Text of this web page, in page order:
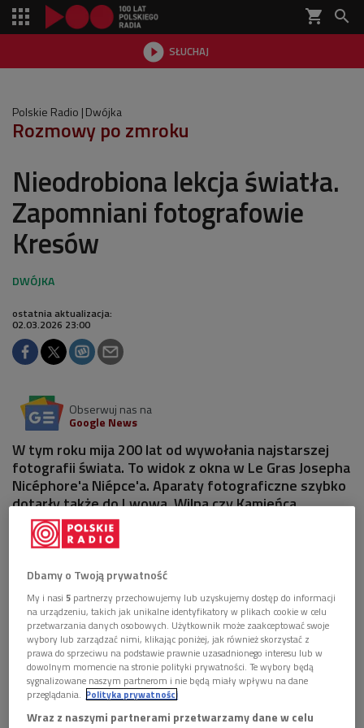
shopping_cart 
 SŁUCHAJ

Polskie Radio Dwójka
Rozmowy po zmroku
Nieodrobiona lekcja światła.
Zapomniani fotografowie
Kresów
ostatnia aktualizacja:
02.03.2026 23:00
Obserwuj nas na
Google News
W tym roku mija 200 lat od wywołania najstarszej
fotografii świata. To widok z okna w Le Gras Josepha
Nicéphore'a Niépce'a. Aparaty fotograficzne szybko
dotarły także do Lwowa, Wilna czy Kamieńca
Podolskiego, ale historia fotografów na Kresach to
ciągle nieodrobiona lekcja.
Dbamy o Twoją prywatność
My i nasi5 partnerzy przechowujemy lub uzyskujemy dostęp do informacji
na urządzeniu, takich jak unikalne identyfikatory w plikach cookie w celu
przetwarzania danych osobowych. Użytkownik może zaakceptować swoje
wybory lub zarządzać nimi, klikając poniżej, jak również skorzystać z
prawa do sprzeciwu na podstawie prawnie uzasadnionego interesu lub w
dowolnym momencie na stronie polityki prywatności. Te wybory będą
sygnalizowane naszym partnerom i nie będą miały wpływu na dane
przeglądania. Polityka prywatności
Wraz z naszymi partnerami przetwarzamy dane w celu